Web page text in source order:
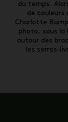
du temps.
de couleurs
Charlotte
photo, sous la
autour des
les serres-